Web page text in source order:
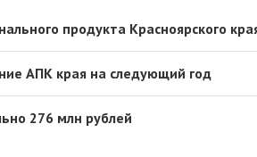
продукта Красноярского
АПК края на следующий год
276 млн рублей